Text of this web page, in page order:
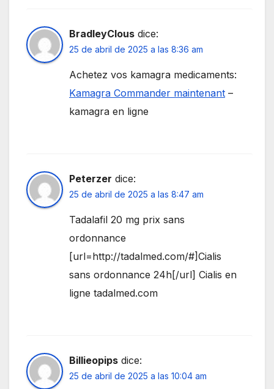
BradleyClous dice:
25 de abril de 2025 a las 8:36 am
Achetez vos kamagra medicaments:
Kamagra Commander maintenant –
kamagra en ligne
Peterzer dice:
25 de abril de 2025 a las 8:47 am
Tadalafil 20 mg prix sans
ordonnance
[url=http://tadalmed.com/#]Cialis
sans ordonnance 24h[/url] Cialis en
ligne tadalmed.com
Billieopips dice:
25 de abril de 2025 a las 10:04 am